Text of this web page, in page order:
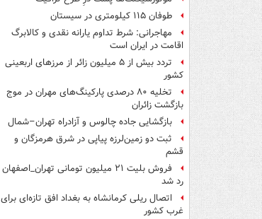
طوفان ۱۱۵ کیلومتری در سیستان
مهاجرانی: شرط تداوم یارانه نقدی و کالابرگ
اقامت در ایران است
تردد بیش از ۵ میلیون زائر از مرزهای اربعینی
کشور
تخلیه ۸۰ درصدی پارکینگ‌های مهران در موج
بازگشت زائران
بازگشایی جاده چالوس و آزادراه تهران–شمال
ثبت دو زمین‌لرزه پیاپی در شرق هرمزگان و
قشم
فروش بلیت ۲۱ میلیون تومانی تهران_اصفهان
رد شد
اتصال ریلی کرمانشاه به بغداد افق تازه‌ای برای
غرب کشور